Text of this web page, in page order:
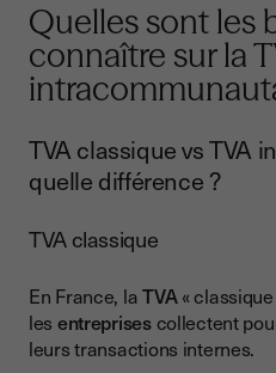
Quelles sont les
connaître sur la
TVA classique vs TVA
quelle différence ?
TVA classique
En France, laTVA«
les entreprisescollectent
leurs transactions internes.